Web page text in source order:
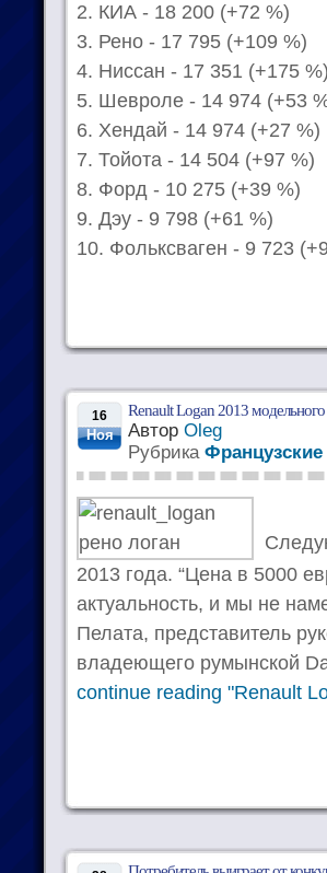
2. КИА - 18 200 (+72 %)
3. Рено - 17 795 (+109 %)
4. Ниссан - 17 351 (+175 %)
5. Шевроле - 14 974 (+53
6. Хендай - 14 974 (+27 %)
7. Тойота - 14 504 (+97 %)
8. Форд - 10 275 (+39 %)
9. Дэу - 9 798 (+61 %)
10. Фольксваген - 9 723
16
Ноя
Renault Logan 2013 модельного
Автор Oleg
Рубрика
2013 года. “Цена в 5000
актуальность, и мы не
Пелата, представитель
владеющего румынской
continue reading "Renault